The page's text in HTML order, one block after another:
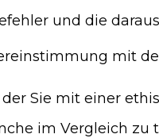
und die
mit
Sie mit einer
im Vergleich